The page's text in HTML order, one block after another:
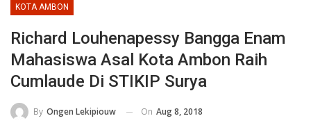
KOTA AMBON
Richard Louhenapessy Bangga Enam
Mahasiswa Asal Kota Ambon Raih
Cumlaude Di STIKIP Surya
By Ongen Lekipiouw On Aug 8, 2018